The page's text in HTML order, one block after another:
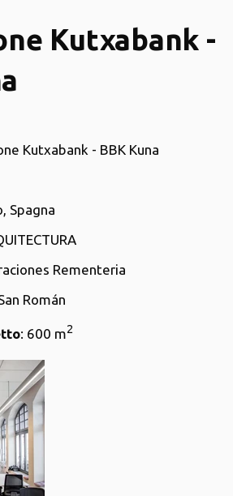
Kutxabank -
Kutxabank - BBK Kuna
Spagna
Rementeria
Román
: 600 m2